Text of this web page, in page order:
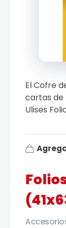
El Cofre
cartas de
Ulises